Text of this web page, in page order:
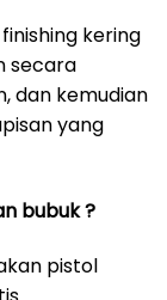
kering
secara
dan kemudian
yang
bubuk ?
pistol